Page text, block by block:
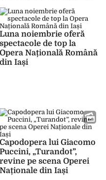
decembrie
Luna noiembrie oferă
spectacole de top la
Opera Națională Română
din Iași
Capodopera lui Giacomo
Puccini, „Turandot”,
revine pe scena Operei
Naționale din Iași